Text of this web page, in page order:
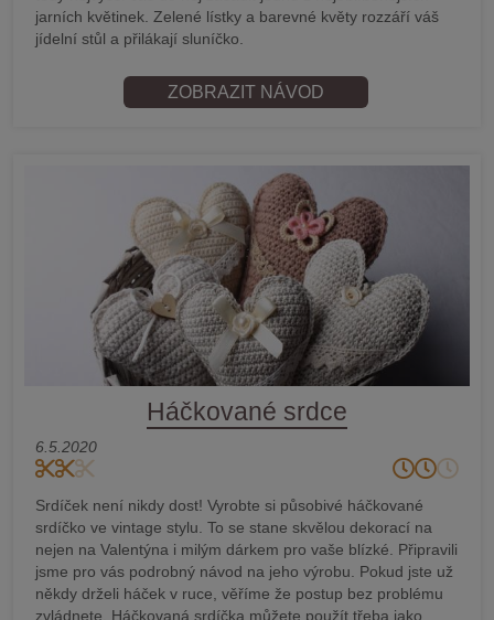
jarních květinek. Zelené lístky a barevné květy rozzáří váš
jídelní stůl a přilákají sluníčko.
ZOBRAZIT NÁVOD
Háčkované srdce
6.5.2020
Srdíček není nikdy dost! Vyrobte si působivé háčkované
srdíčko ve vintage stylu. To se stane skvělou dekorací na
nejen na Valentýna i milým dárkem pro vaše blízké. Připravili
jsme pro vás podrobný návod na jeho výrobu. Pokud jste už
někdy drželi háček v ruce, věříme že postup bez problému
zvládnete. Háčkovaná srdíčka můžete použít třeba jako